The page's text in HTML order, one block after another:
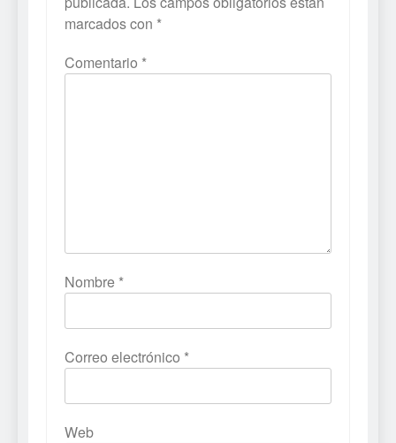
marcados con *
Comentario *
Nombre *
Correo electrónico *
Web
5
tendrá su primer CCG digital